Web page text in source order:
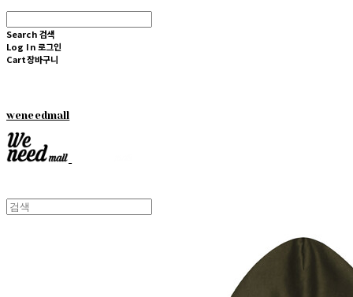
Search 검색
Log In 로그인
Cart장바구니
weneedmall